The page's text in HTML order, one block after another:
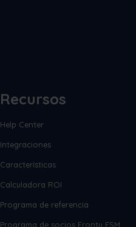
Recursos
Help Center
Integraciones
Características
Calculadora ROI
Programa de referencia
Programa de socios Frontu FSM